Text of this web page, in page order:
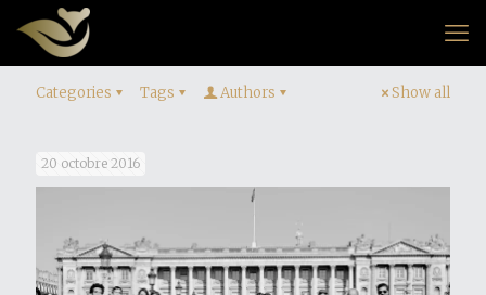
Categories Tags Authors Show all
20 octobre 2016